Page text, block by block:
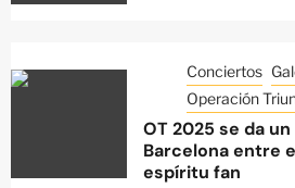
Conciertos
Operación
OT 2025 se da
Barcelona entre
espíritu fan